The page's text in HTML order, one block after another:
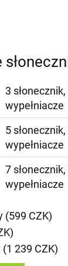
3
wypełniacze
5
wypełniacze
7
wypełniacze
(599 CZK)
239 CZK)